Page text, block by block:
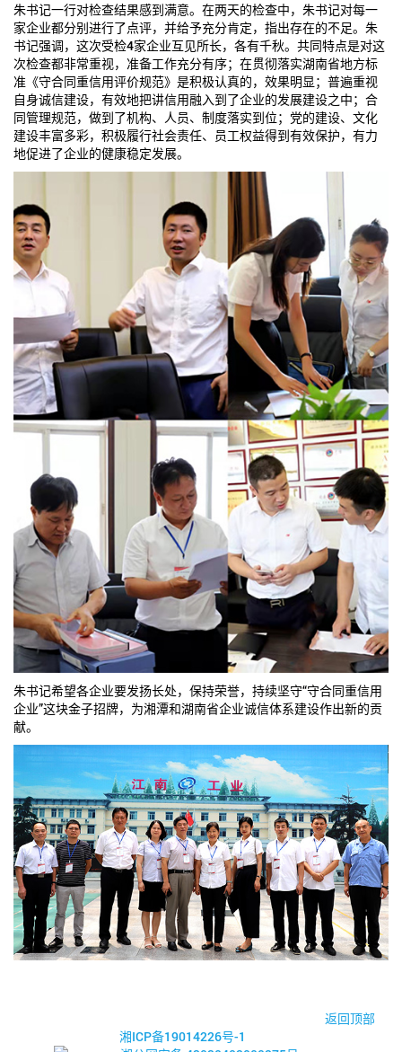
朱书记一行对检查结果感到满意。在两天的检查中，朱书记对每一
家企业都分别进行了点评，并给予充分肯定，指出存在的不足。朱
书记强调，这次受检4家企业互见所长，各有千秋。共同特点是对这
次检查都非常重视，准备工作充分有序；在贯彻落实湖南省地方标
准《守合同重信用评价规范》是积极认真的，效果明显；普遍重视
自身诚信建设，有效地把讲信用融入到了企业的发展建设之中；合
同管理规范，做到了机构、人员、制度落实到位；党的建设、文化
建设丰富多彩，积极履行社会责任、员工权益得到有效保护，有力
地促进了企业的健康稳定发展。
朱书记希望各企业要发扬长处，保持荣誉，持续坚守“守合同重信用
企业”这块金子招牌，为湘潭和湖南省企业诚信体系建设作出新的贡
献。
返回顶部
湘ICP备19014226号-1